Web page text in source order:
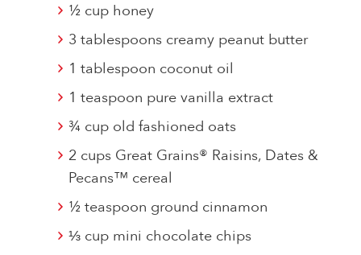
½ cup honey
3 tablespoons creamy peanut butter
1 tablespoon coconut oil
1 teaspoon pure vanilla extract
¾ cup old fashioned oats
2 cups Great Grains® Raisins, Dates &
Pecans™ cereal
½ teaspoon ground cinnamon
⅓ cup mini chocolate chips